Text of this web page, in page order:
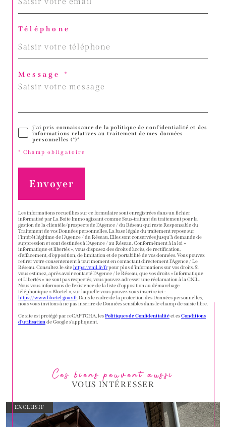
Téléphone
Message *
j'ai pris connaissance de la politique de confidentialité et des
informations relatives au traitement de mes données
personnelles (*)*
* Champ obligatoire
Envoyer
Les informations recueillies sur ce formulaire sont enregistrées dans un fichier
informatisé par La Boite Immo agissant comme Sous-traitant du traitement pour la
gestion de la clientèle/prospects de l'Agence / du Réseau qui reste Responsable du
Traitement de vos Données personnelles. La base légale du traitement repose sur
l'intérêt légitime de l'Agence / du Réseau. Elles sont conservées jusqu'à demande de
suppression et sont destinées à l'Agence / au Réseau. Conformément à la loi «
informatique et libertés », vous disposez des droits d’accès, de rectification,
d’effacement, d’opposition, de limitation et de portabilité de vos données. Vous pouvez
retirer votre consentement à tout moment en contactant directement l’Agence / Le
Réseau. Consultez le sitehttps://cnil.fr/frpour plus d’informations sur vos droits. Si
vous estimez, après avoir contacté l'Agence / le Réseau, que vos droits « Informatique
et Libertés » ne sont pas respectés, vous pouvez adresser une réclamation à la CNIL.
Nous vous informons de l’existence de la liste d'opposition au démarchage
téléphonique « Bloctel », sur laquelle vous pouvez vous inscrire ici :
https://www.bloctel.gouv.fr. Dans le cadre de la protection des Données personnelles,
nous vous invitons à ne pas inscrire de Données sensibles dans le champ de saisie libre.
Ce site est protégé par reCAPTCHA, lesPolitiques de Confidentialitéet esConditions
d'utilisationde Google s'appliquent.
Ces biens peuvent aussi
VOUS INTÉRESSER
EXCLUSIF